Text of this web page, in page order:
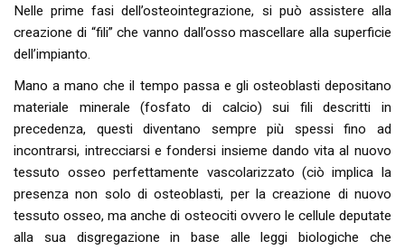
Nelle prime fasi dell’osteointegrazione, si può assistere alla
creazione di “fili” che vanno dall’osso mascellare alla superficie
dell’impianto.
Mano a mano che il tempo passa e gli osteoblasti depositano
materiale minerale (fosfato di calcio) sui fili descritti in
precedenza, questi diventano sempre più spessi fino ad
incontrarsi, intrecciarsi e fondersi insieme dando vita al nuovo
tessuto osseo perfettamente vascolarizzato (ciò implica la
presenza non solo di osteoblasti, per la creazione di nuovo
tessuto osseo, ma anche di osteociti ovvero le cellule deputate
alla sua disgregazione in base alle leggi biologiche che